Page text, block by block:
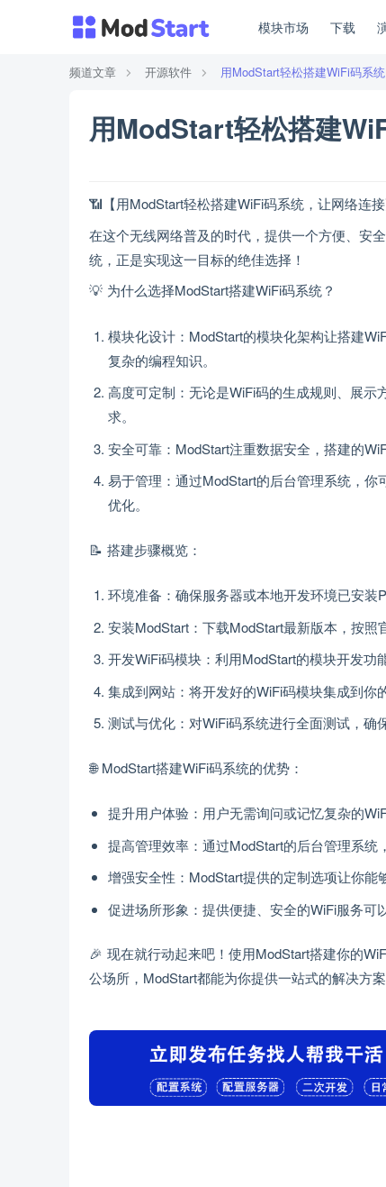
模块市场 下载
频道文章 开源软件 用ModStart轻松搭建WiFi码系
用ModStart轻松搭建
📶【用ModStart轻松搭建WiFi码系统，让网络连
在这个无线网络普及的时代，提供一个方便、安
统，正是实现这一目标的绝佳选择！
💡 为什么选择ModStart搭建WiFi码系统？
模块化设计：ModStart的模块化架构让搭建
复杂的编程知识。
高度可定制：无论是WiFi码的生成规则、展
求。
安全可靠：ModStart注重数据安全，搭建的
易于管理：通过ModStart的后台管理系统，
优化。
📝 搭建步骤概览：
环境准备：确保服务器或本地开发环境已安装
安装ModStart：下载ModStart最新版本，按照
开发WiFi码模块：利用ModStart的模块开发功
集成到网站：将开发好的WiFi码模块集成到你
测试与优化：对WiFi码系统进行全面测试，确
🌐 ModStart搭建WiFi码系统的优势：
提升用户体验：用户无需询问或记忆复杂的
提高管理效率：通过ModStart的后台管理系统
增强安全性：ModStart提供的定制选项让你能
促进场所形象：提供便捷、安全的WiFi服务可
🎉 现在就行动起来吧！使用ModStart搭建你的
公场所，ModStart都能为你提供一站式的解决方